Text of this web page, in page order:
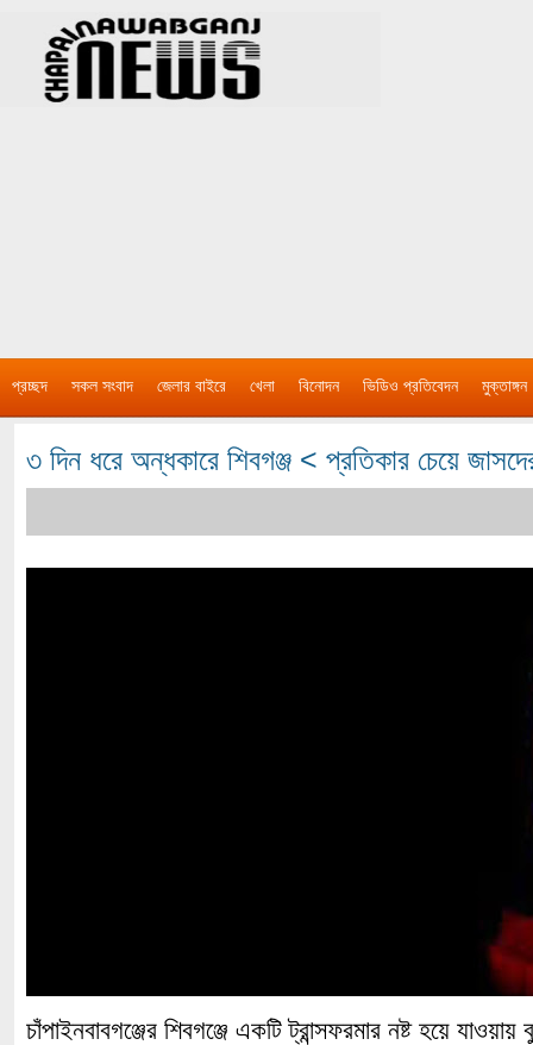
প্রচ্ছদ সকল সংবাদ জেলার বাইরে খেলা বিনোদন ভিডিও প্রতিবেদন মুক্তাঙ্গন
৩ দিন ধরে অন্ধকারে শিবগঞ্জ < প্রতিকার চেয়ে
চাঁপাইনবাবগঞ্জের শিবগঞ্জে একটি ট্রান্সফরমার নষ্ট হয়ে